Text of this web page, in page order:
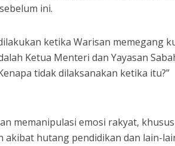
ini.
ketika Warisan memegang
Ketua Menteri dan Yayasan
tidak dilaksanakan ketika itu?”
memanipulasi emosi rakyat,
hutang pendidikan dan lain-